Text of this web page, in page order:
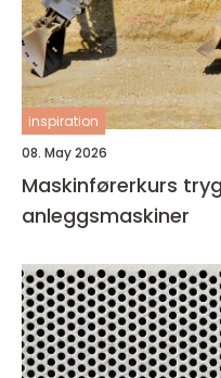
inspiration
08. May 2026
Maskinførerkurs trygg og effektiv bruk av
anleggsmaskiner